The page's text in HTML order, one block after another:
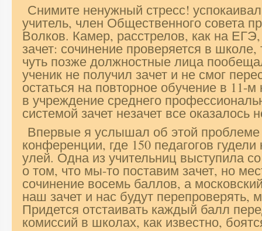
Снимите ненужный стресс!
учитель, член Общественного совета
Волков. Камер, расстрелов, как на
зачет: сочинение проверяется в
чуть позже должностные лица
ученик не получил зачет и не смог
остаться на повторное обучение в 11-м
в учреждение среднего
системой зачет незачет все оказалось
Впервые я услышал об этой проблеме
конференции, где 150 педагогов
улей. Одна из учительниц выступила
о том, что мы-то поставим зачет, но
сочинение восемь баллов, а
наш зачет и нас будут
Придется отстаивать каждый балл
комиссий в школах, как известно,